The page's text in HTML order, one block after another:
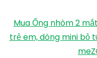
Mua Ống nhòm 2
trẻ em, dòng mini bỏ